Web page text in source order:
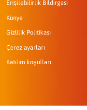
Erişilebilirlik Bildirgesi
Künye
Gizlilik Politikası
Çerez ayarları
Katılım koşulları